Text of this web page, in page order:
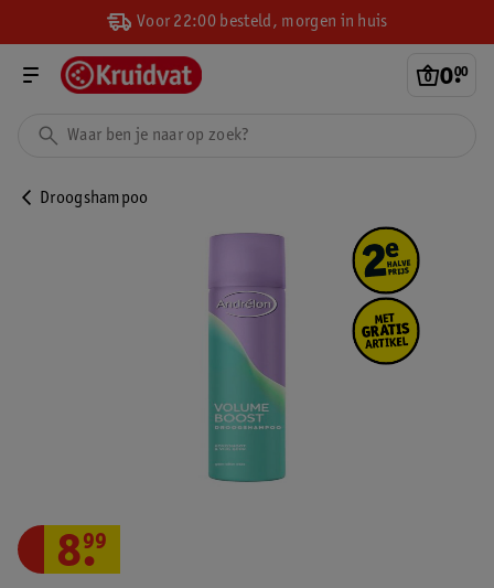
Voor 22:00 besteld, morgen in huis
0.
00
Droogshampoo
8.
99